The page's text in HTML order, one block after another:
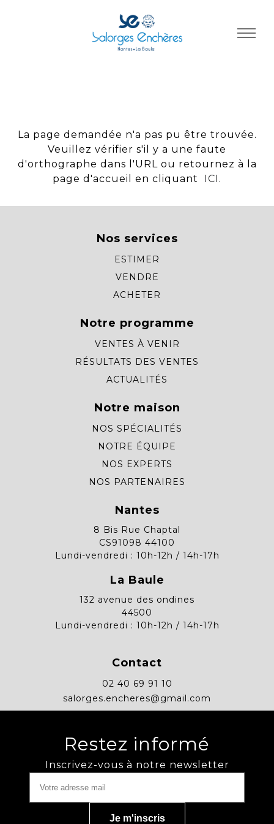
La page demandée n'a pas pu être trouvée.
Veuillez vérifier s'il y a une faute
d'orthographe dans l'URL ou retournez à la
page d'accueil en cliquant
ICI .
Nos services
ESTIMER
VENDRE
ACHETER
Notre programme
VENTES À VENIR
RÉSULTATS DES VENTES
ACTUALITÉS
Notre maison
NOS SPÉCIALITÉS
NOTRE ÉQUIPE
NOS EXPERTS
NOS PARTENAIRES
Nantes
8 Bis Rue Chaptal
CS91098 44100
Lundi-vendredi : 10h-12h / 14h-17h
La Baule
132 avenue des ondines
44500
Lundi-vendredi : 10h-12h / 14h-17h
Contact
02 40 69 91 10
salorges.encheres@gmail.com
Restez informé
Inscrivez-vous à notre newsletter